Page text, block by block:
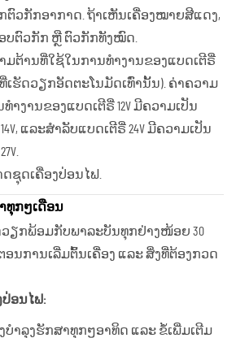
ຕົວກັກອາກາດ. ຖ້າເຫັນເຄື່ອງໝາຍສີແດງ,
ບຕົວກັກ ຫຼື ຕົວກັກທັງໝົດ.
ມຕ້ານທີ່ໃຊ້ໃນການທຳງານຂອງແບດເຕີຣີ່
ຮັດວຽກອັດຕະໂນມັດເທົ່ານັ້ນ). ຄ່າຄວາມ
ຳງານຂອງແບດເຕີຣີ່ 12V ມີຄວາມເປັນ
ແລະສຳລັບແບດເຕີຣີ່ 24V ມີຄວາມເປັນ
ຊຸດເຄື່ອງປ່ອນໄຟ.
ທຸກໆເດືອນ
ວຽກພ້ອມກັບພາລະບັນທຸກຢ່າງໜ້ອຍ 30
ອນການເລີ່ມຕົ້ນເຄື່ອງ ແລະ ສິ່ງທີ່ຕ້ອງກວດ
ອນໄຟ:
າລຸງຮັກສາທຸກໆອາທິດ ແລະ ຂໍ້ເພີ່ມເຕີມ